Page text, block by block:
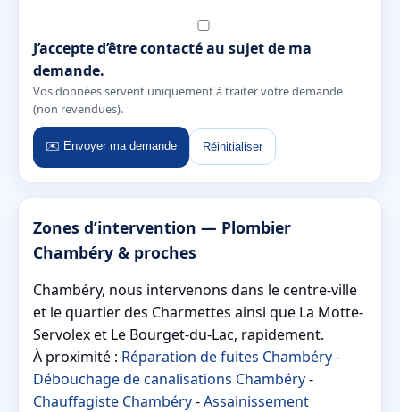
J’accepte d’être contacté au sujet de ma
demande.
Vos données servent uniquement à traiter votre demande
(non revendues).
✉️ Envoyer ma demande Réinitialiser
Zones d’intervention — Plombier
Chambéry & proches
Chambéry, nous intervenons dans le centre-ville
et le quartier des Charmettes ainsi que La Motte-
Servolex et Le Bourget-du-Lac, rapidement.
À proximité : Réparation de fuites Chambéry-
Débouchage de canalisations Chambéry-
Chauffagiste Chambéry-Assainissement